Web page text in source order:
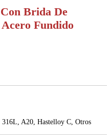
Brida De
Acero Fundido
A20, Hastelloy C, Otros